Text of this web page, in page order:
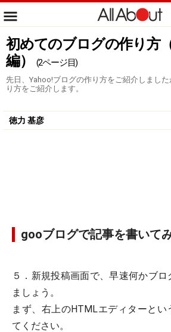
初めてのブログの作り方
編）
(2ページ目)
先日、Yahoo!ブログの作り方をご紹介しまし
り方をご紹介します。
徳力 基彦
gooブログで記事を書いて
５．新規投稿画面で、早速何かブ
ましょう。
まず、右上のHTMLエディターとい
てください。